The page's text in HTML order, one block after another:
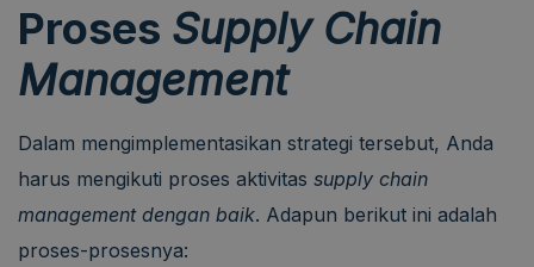
Proses Supply Chain
Management
Dalam mengimplementasikan strategi tersebut, Anda
harus mengikuti proses aktivitas supply chain
management dengan baik. Adapun berikut ini adalah
proses-prosesnya: